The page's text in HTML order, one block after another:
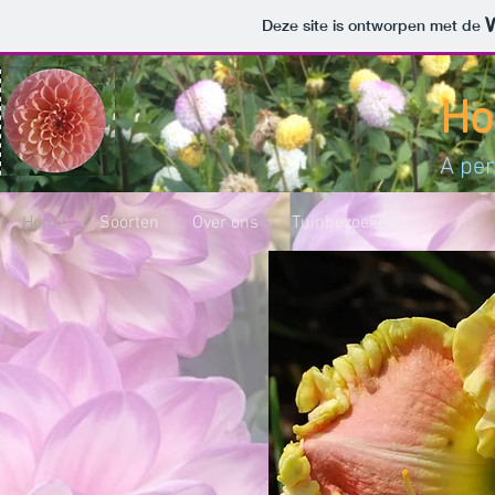
Deze site is ontworpen met de
A
Home Soorten Over ons Tuinbezoeken